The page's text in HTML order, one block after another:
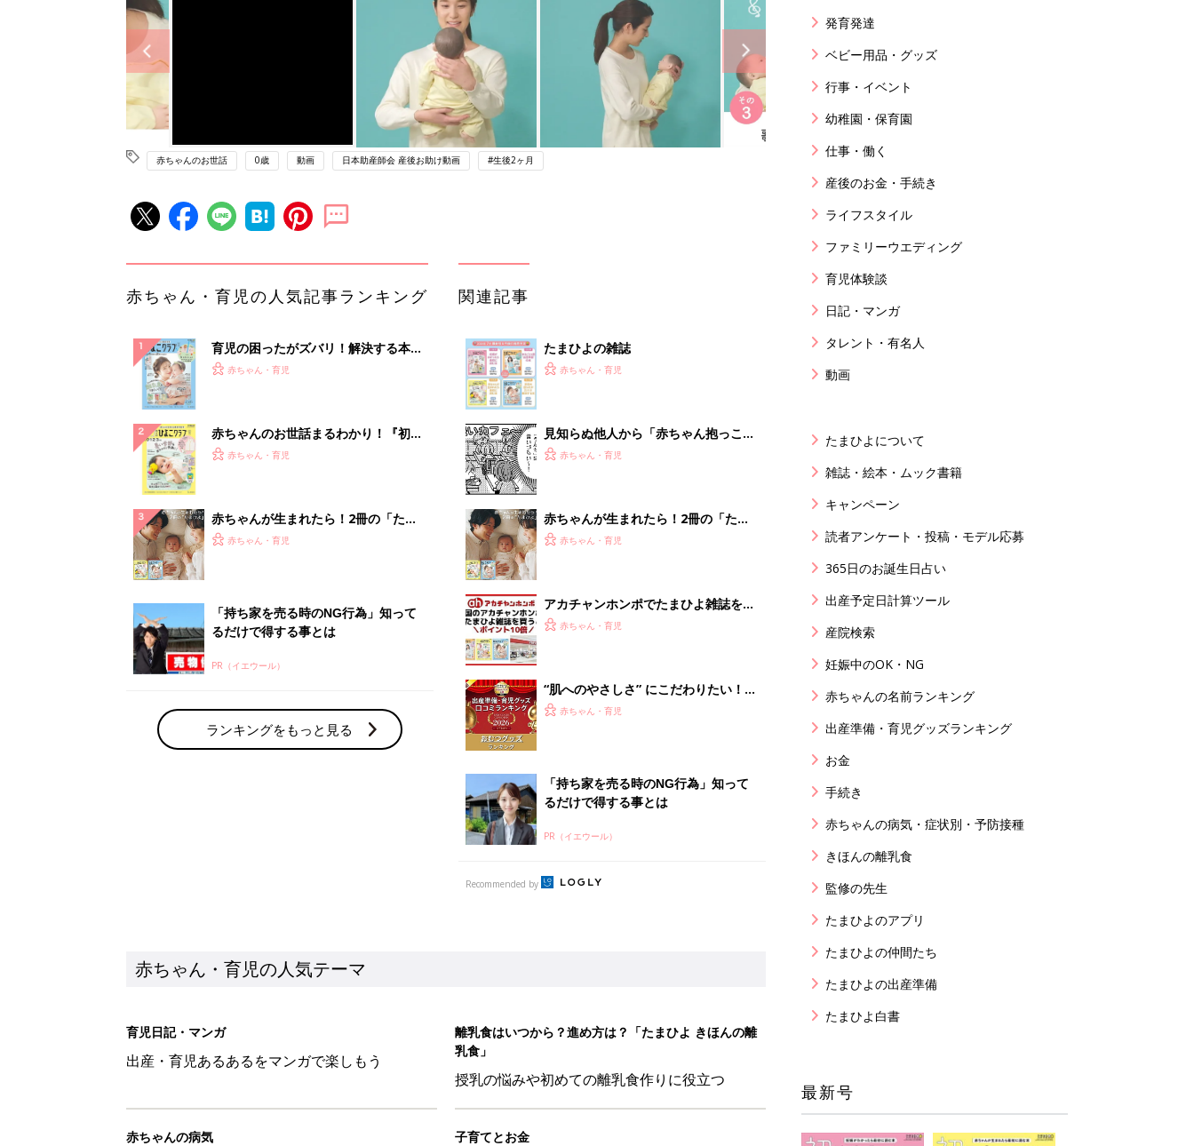
赤ちゃんのお世話 0歳 動画 日本助産師会 産後お助け動画 #生後2ヶ月
赤ちゃん・育児の人気記事ランキング
育児の困ったがズバリ！解決する本
『ひよこクラブ 夏号』 4カ月～2才
赤ちゃん・育児
赤ちゃんのお世話まるわかり！『初め
てのひよこクラブ 夏号』〈巻頭大特
赤ちゃん・育児
赤ちゃんが生まれたら！2冊の「たま
ひよ」
赤ちゃん・育児
「持ち家を売る時のNG行為」知って
るだけで得する事とは
PR（イエウール）
ランキングをもっと見る
関連記事
たまひよの雑誌
赤ちゃん・育児
見知らぬ他人から「赤ちゃん抱っこさ
せて〜」と言われたら、どうしたらい
赤ちゃん・育児
赤ちゃんが生まれたら！2冊の「たま
ひよ」
赤ちゃん・育児
アカチャンホンポでたまひよ雑誌を買
うとポイント10倍【期間限定】
赤ちゃん・育児
“肌へのやさしさ” にこだわりたい！
ママ・パパが選ぶおむつグッズ8選
赤ちゃん・育児
「持ち家を売る時のNG行為」知って
るだけで得する事とは
PR（イエウール）
Recommended by
赤ちゃん・育児の人気テーマ
育児日記・マンガ
出産・育児あるあるをマンガで楽しもう
離乳食はいつから？進め方は？「たまひよ きほんの離
乳食」
授乳の悩みや初めての離乳食作りに役立つ
赤ちゃんの病気 子育てとお金
発育発達
ベビー用品・グッズ
行事・イベント
幼稚園・保育園
仕事・働く
産後のお金・手続き
ライフスタイル
ファミリーウエディング
育児体験談
日記・マンガ
タレント・有名人
動画
たまひよについて
雑誌・絵本・ムック書籍
キャンペーン
読者アンケート・投稿・モデル応募
365日のお誕生日占い
出産予定日計算ツール
産院検索
妊娠中のOK・NG
赤ちゃんの名前ランキング
出産準備・育児グッズランキング
お金
手続き
赤ちゃんの病気・症状別・予防接種
きほんの離乳食
監修の先生
たまひよのアプリ
たまひよの仲間たち
たまひよの出産準備
たまひよ白書
最新号